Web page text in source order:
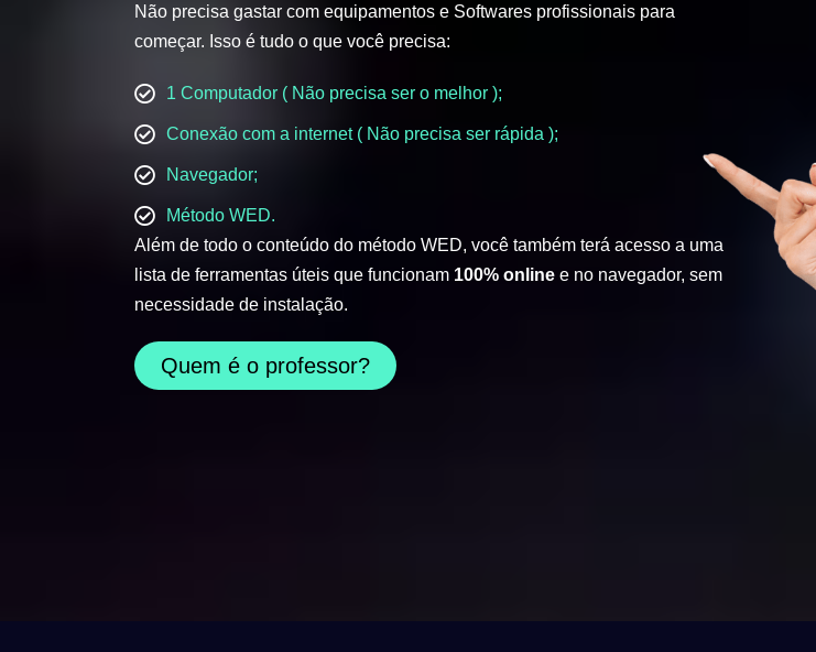
Não precisa gastar com equipamentos e Softwares profissionais para
começar. Isso é tudo o que você precisa:
1 Computador ( Não precisa ser o melhor );
Conexão com a internet ( Não precisa ser rápida );
Navegador;
Método WED.
Além de todo o conteúdo do método WED, você também terá acesso a uma
lista de ferramentas úteis que funcionam 100% online e no navegador, sem
necessidade de instalação.
Quem é o professor?